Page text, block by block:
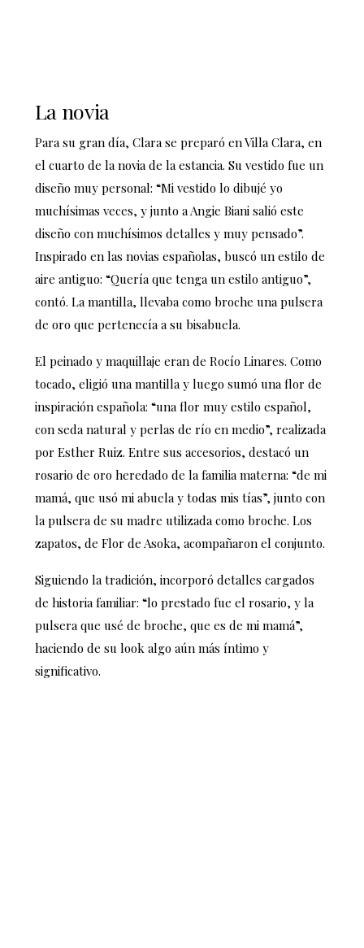
La novia
Para su gran día, Clara se preparó en Villa Clara, en
el cuarto de la novia de la estancia. Su vestido fue un
diseño muy personal: “Mi vestido lo dibujé yo
muchísimas veces, y junto a Angie Biani salió este
diseño con muchísimos detalles y muy pensado”.
Inspirado en las novias españolas, buscó un estilo de
aire antiguo: “Quería que tenga un estilo antiguo”,
contó. La mantilla, llevaba como broche una pulsera
de oro que pertenecía a su bisabuela.
El peinado y maquillaje eran de Rocío Linares. Como
tocado, eligió una mantilla y luego sumó una flor de
inspiración española: “una flor muy estilo español,
con seda natural y perlas de río en medio”, realizada
por Esther Ruiz. Entre sus accesorios, destacó un
rosario de oro heredado de la familia materna: “de mi
mamá, que usó mi abuela y todas mis tías”, junto con
la pulsera de su madre utilizada como broche. Los
zapatos, de Flor de Asoka, acompañaron el conjunto.
Siguiendo la tradición, incorporó detalles cargados
de historia familiar: “lo prestado fue el rosario, y la
pulsera que usé de broche, que es de mi mamá”,
haciendo de su look algo aún más íntimo y
significativo.